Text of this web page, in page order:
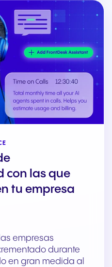
con las que
tu empresa
empresas
durante
en gran medida al